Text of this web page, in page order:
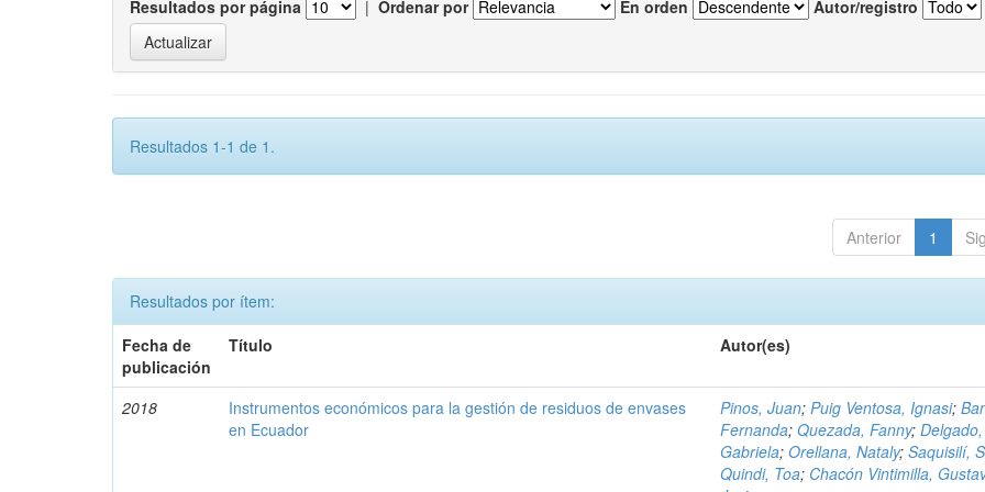
Resultados por página | Ordenar por En orden Autor/registro
Resultados 1-1 de 1.
Anterior 1
Resultados por ítem:
Fecha de
publicación
Título Autor(es)
2018
Instrumentos económicos para la gestión de residuos de envases
en Ecuador
Pinos, Juan;Puig Ventosa, Ignasi;
Fernanda;Quezada, Fanny;Delgado,
Gabriela;Orellana, Nataly;Saquisilí,
Quindi, Toa; Chacón Vintimilla,